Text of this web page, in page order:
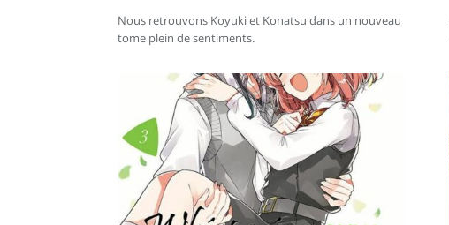
Nous retrouvons Koyuki et Konatsu dans un nouveau
tome plein de sentiments.